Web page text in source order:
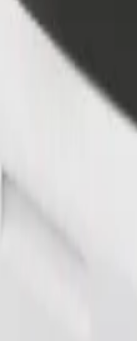
courier
φαγητό και
εβδομαδιαία
σε Fosse
από Primark